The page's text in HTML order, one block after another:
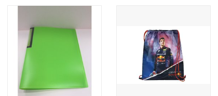
OUTLET
KAARTEN
Horloge
Tafelen